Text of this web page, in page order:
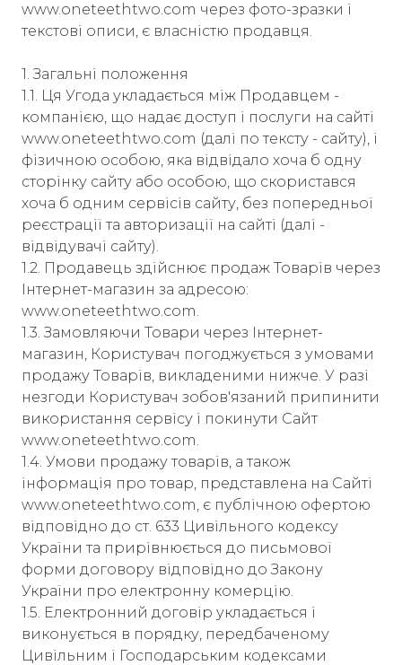
www.oneteethtwo.com через фото-зразки і
текстові описи, є власністю продавця.
1. Загальні положення
1.1. Ця Угода укладається між Продавцем -
компанією, що надає доступ і послуги на сайті
www.oneteethtwo.com (далі по тексту - сайту), і
фізичною особою, яка відвідало хоча б одну
сторінку сайту або особою, що скористався
хоча б одним сервісів сайту, без попередньої
реєстрації та авторизації на сайті (далі -
відвідувачі сайту).
1.2. Продавець здійснює продаж Товарів через
Інтернет-магазин за адресою:
www.oneteethtwo.com.
1.3. Замовляючи Товари через Інтернет-
магазин, Користувач погоджується з умовами
продажу Товарів, викладеними нижче. У разі
незгоди Користувач зобов'язаний припинити
використання сервісу і покинути Сайт
www.oneteethtwo.com.
1.4. Умови продажу товарів, а також
інформація про товар, представлена ​​на Сайті
www.oneteethtwo.com, є публічною офертою
відповідно до ст. 633 Цивільного кодексу
України та прирівнюється до письмової
форми договору відповідно до Закону
України про електронну комерцію.
1.5. Електронний договір укладається і
виконується в порядку, передбаченому
Цивільним і Господарським кодексами